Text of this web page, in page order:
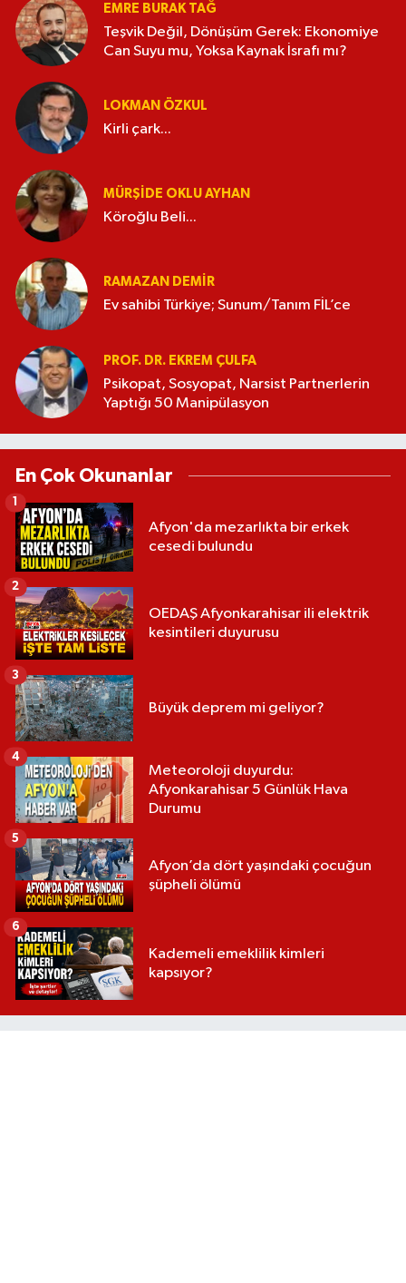
EMRE BURAK TAĞ
Teşvik Değil, Dönüşüm Gerek: Ekonomiye
Can Suyu mu, Yoksa Kaynak İsrafı mı?
LOKMAN ÖZKUL
Kirli çark...
MÜRŞIDE OKLU AYHAN
Köroğlu Beli...
RAMAZAN DEMİR
Ev sahibi Türkiye; Sunum/Tanım FİL’ce
PROF. DR. EKREM ÇULFA
Psikopat, Sosyopat, Narsist Partnerlerin
Yaptığı 50 Manipülasyon
En Çok Okunanlar
Afyon'da mezarlıkta bir erkek
cesedi bulundu
1
OEDAŞ Afyonkarahisar ili elektrik
kesintileri duyurusu
2
Büyük deprem mi geliyor?
3
Meteoroloji duyurdu:
Afyonkarahisar 5 Günlük Hava
Durumu
4
Afyon’da dört yaşındaki çocuğun
şüpheli ölümü
5
Kademeli emeklilik kimleri
kapsıyor?
6